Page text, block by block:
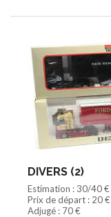
DIVERS (2)
Estimation : 30/40 €
Prix de départ : 20 €
Adjugé : 70 €